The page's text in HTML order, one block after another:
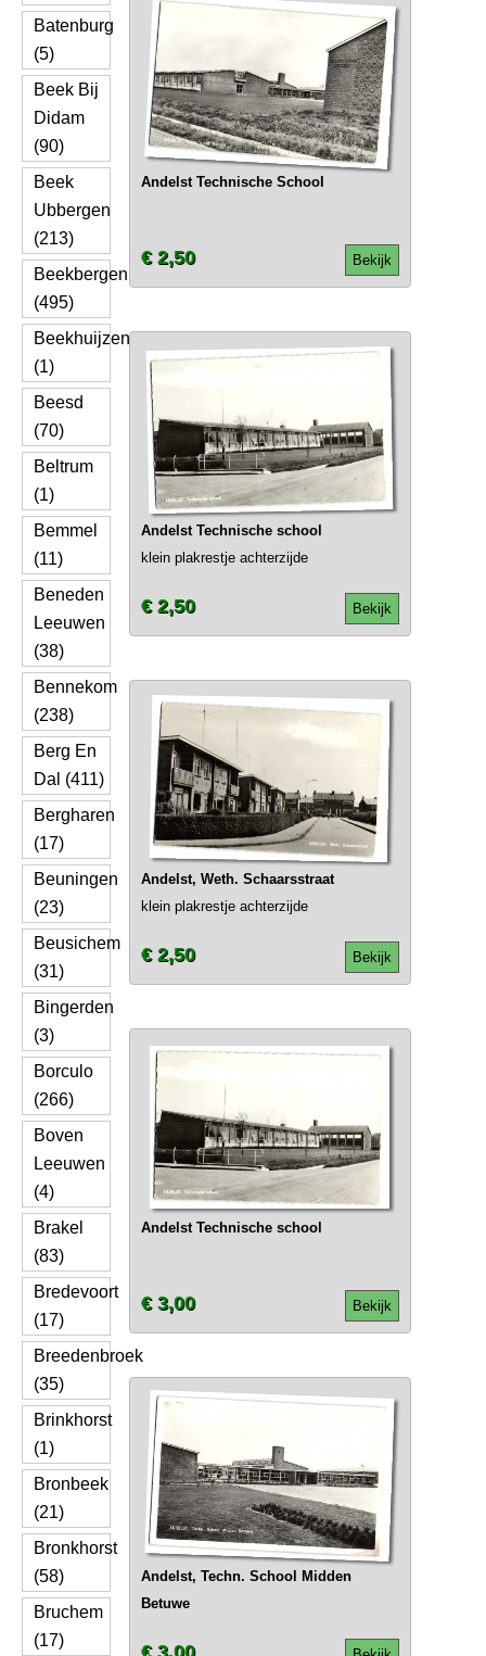
Batenburg
(5)
Beek Bij
Didam
(90)
Beek
Ubbergen
(213)
Beekbergen
(495)
Beekhuijzen
(1)
Beesd
(70)
Beltrum
(1)
Bemmel
(11)
Beneden
Leeuwen
(38)
Bennekom
(238)
Berg En
Dal (411)
Bergharen
(17)
Beuningen
(23)
Beusichem
(31)
Bingerden
(3)
Borculo
(266)
Boven
Leeuwen
(4)
Brakel
(83)
Bredevoort
(17)
Breedenbroek
(35)
Brinkhorst
(1)
Bronbeek
(21)
Bronkhorst
(58)
Bruchem
(17)
Andelst Technische School
Bekijk
€ 2,50
Andelst Technische school
klein plakrestje achterzijde
Bekijk
€ 2,50
Andelst, Weth. Schaarsstraat
klein plakrestje achterzijde
Bekijk
€ 2,50
Andelst Technische school
Bekijk
€ 3,00
Andelst, Techn. School Midden
Betuwe
€ 3,00